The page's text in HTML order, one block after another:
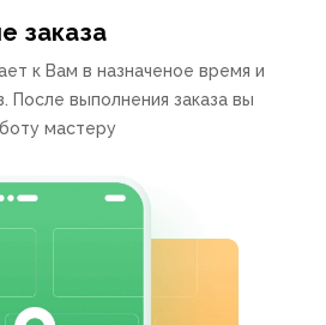
заказа
к Вам в назначеное время и
После выполнения заказа вы
мастеру